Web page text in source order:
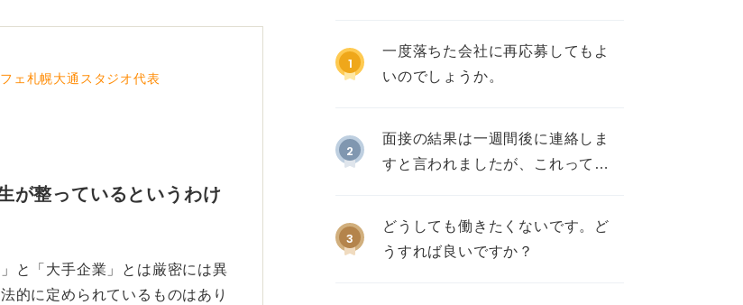
ェ札幌大通スタジオ代表
が整っているというわけ
と「大手企業」とは厳密には異
的に定められているものはあり
1
一度落ちた会社に再応募してもよ
いのでしょうか。
2
面接の結果は一週間後に連絡しま
すと言われましたが、これって不
3
どうしても働きたくないです。ど
うすれば良いですか？